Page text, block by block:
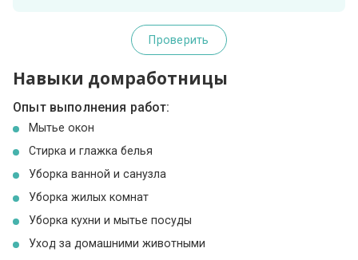
Проверить
Навыки домработницы
Опыт выполнения работ:
Мытье окон
Стирка и глажка белья
Уборка ванной и санузла
Уборка жилых комнат
Уборка кухни и мытье посуды
Уход за домашними животными